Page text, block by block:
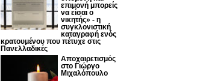
επιμονή μπορείς
να είσαι ο
νικητής» - η
συγκλονιστική
καταγραφή ενός
κρατουμένου που πέτυχε στις
Πανελλαδικές
Αποχαιρετισμός
στο Γιώργο
Μιχαλόπουλο